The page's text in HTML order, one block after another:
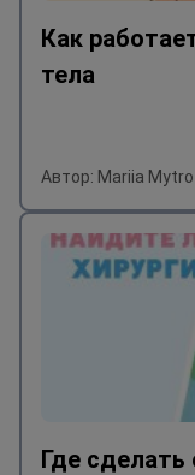
Как
тела
Автор: Mariia
Где